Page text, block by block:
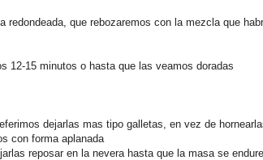
que rebozaremos con la mezcla que
12-15 minutos o hasta que las veamos doradas
dejarlas mas tipo galletas, en vez de
con forma aplanada
reposar en la nevera hasta que la masa se